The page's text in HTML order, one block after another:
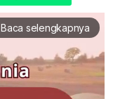
Baca selengkapnya